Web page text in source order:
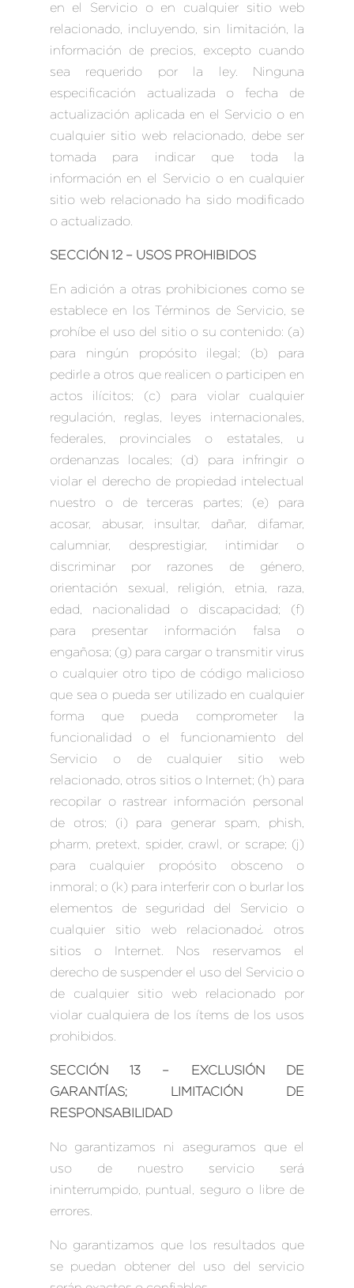
en el Servicio o en cualquier sitio web
relacionado, incluyendo, sin limitación, la
información de precios, excepto cuando
sea requerido por la ley. Ninguna
especificación actualizada o fecha de
actualización aplicada en el Servicio o en
cualquier sitio web relacionado, debe ser
tomada para indicar que toda la
información en el Servicio o en cualquier
sitio web relacionado ha sido modificado
o actualizado.
SECCIÓN 12 – USOS PROHIBIDOS
En adición a otras prohibiciones como se
establece en los Términos de Servicio, se
prohíbe el uso del sitio o su contenido: (a)
para ningún propósito ilegal; (b) para
pedirle a otros que realicen o participen en
actos ilícitos; (c) para violar cualquier
regulación, reglas, leyes internacionales,
federales, provinciales o estatales, u
ordenanzas locales; (d) para infringir o
violar el derecho de propiedad intelectual
nuestro o de terceras partes; (e) para
acosar, abusar, insultar, dañar, difamar,
calumniar, desprestigiar, intimidar o
discriminar por razones de género,
orientación sexual, religión, etnia, raza,
edad, nacionalidad o discapacidad; (f)
para presentar información falsa o
engañosa; (g) para cargar o transmitir virus
o cualquier otro tipo de código malicioso
que sea o pueda ser utilizado en cualquier
forma que pueda comprometer la
funcionalidad o el funcionamiento del
Servicio o de cualquier sitio web
relacionado, otros sitios o Internet; (h) para
recopilar o rastrear información personal
de otros; (i) para generar spam, phish,
pharm, pretext, spider, crawl, or scrape; (j)
para cualquier propósito obsceno o
inmoral; o (k) para interferir con o burlar los
elementos de seguridad del Servicio o
cualquier sitio web relacionado¿ otros
sitios o Internet. Nos reservamos el
derecho de suspender el uso del Servicio o
de cualquier sitio web relacionado por
violar cualquiera de los ítems de los usos
prohibidos.
SECCIÓN 13 – EXCLUSIÓN DE
GARANTÍAS; LIMITACIÓN DE
RESPONSABILIDAD
No garantizamos ni aseguramos que el
uso de nuestro servicio será
ininterrumpido, puntual, seguro o libre de
errores.
No garantizamos que los resultados que
se puedan obtener del uso del servicio